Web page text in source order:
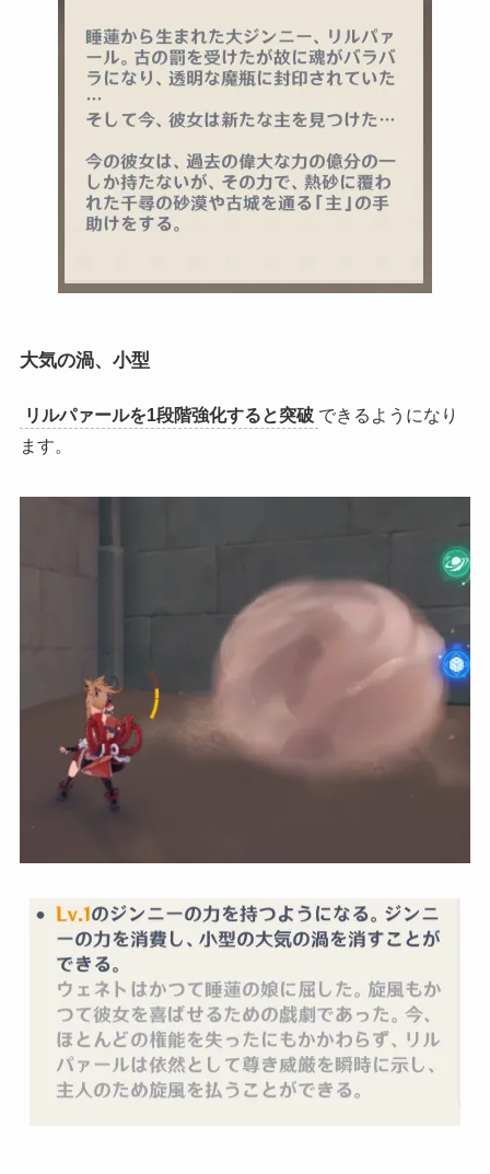
大気の渦、小型
リルパァールを1段階強化すると突破 できるようになり
ます。